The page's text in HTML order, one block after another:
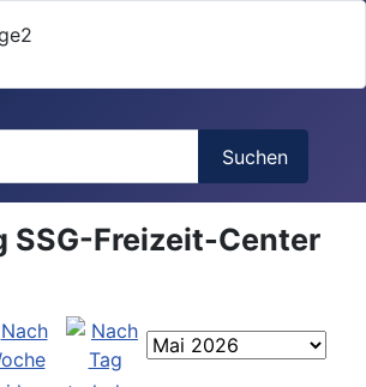
Suchen
SSG-Freizeit-Center